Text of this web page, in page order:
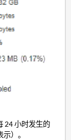
24 小时发生的
）。